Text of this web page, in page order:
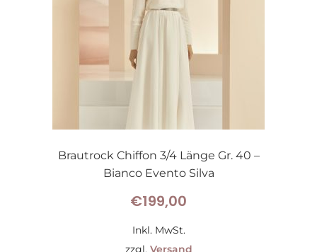
Brautrock Chiffon 3/4 Länge Gr. 40 –
Bianco Evento Silva
€199,00
Inkl. MwSt.
zzgl. Versand